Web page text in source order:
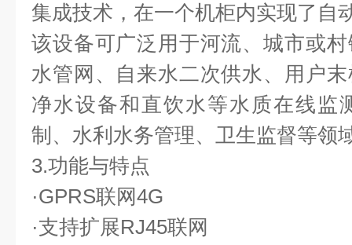
集成技术，在一个机柜内实现了自
该设备可广泛用于河流、城市或
水管网、自来水二次供水、用户
净水设备和直饮水等水质在线监
制、水利水务管理、卫生监督等领
3.功能与特点
·GPRS联网4G
·支持扩展RJ45联网